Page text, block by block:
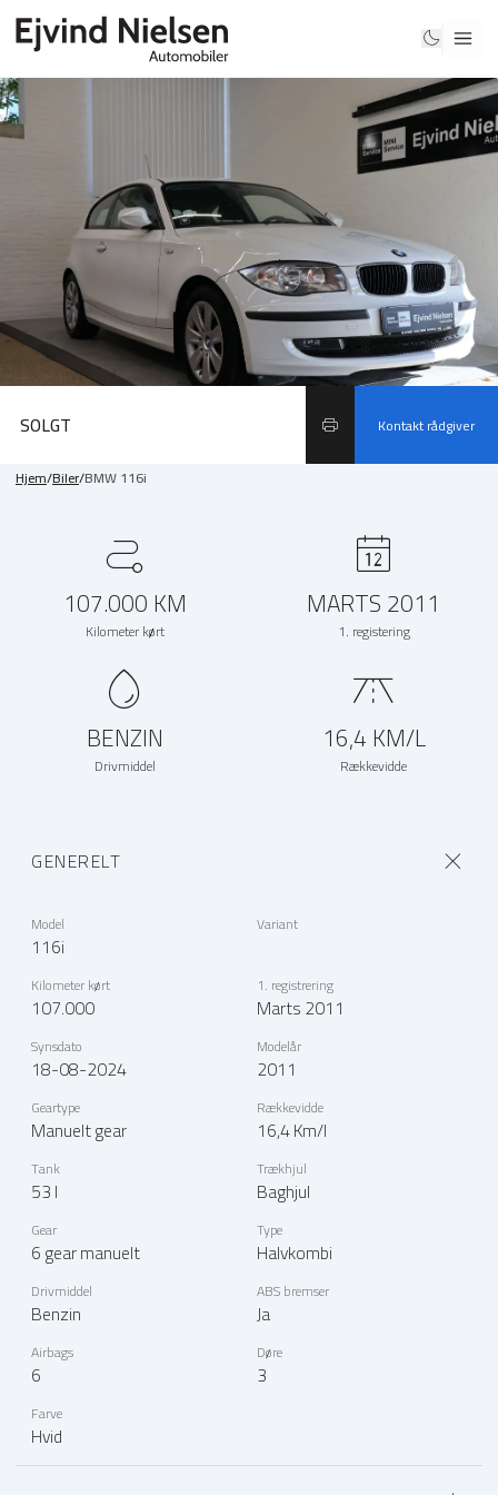
SOLGT Kontakt rådgiver
Hjem/Biler/BMW 116i
107.000 KM
Kilometer kørt
MARTS 2011
1. registering
BENZIN
Drivmiddel
16,4 KM/L
Rækkevidde
GENERELT
Model
116i
Variant
Kilometer kørt
107.000
1. registrering
Marts 2011
Synsdato
18-08-2024
Modelår
2011
Geartype
Manuelt gear
Rækkevidde
16,4 Km/l
Tank
53 l
Trækhjul
Baghjul
Gear
6 gear manuelt
Type
Halvkombi
Drivmiddel
Benzin
ABS bremser
Ja
Airbags
6
Døre
3
Farve
Hvid